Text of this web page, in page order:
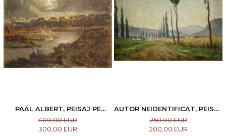
PAÁL ALBERT, PEISAJ PE
MALUL APEI
400,00 EUR
300,00 EUR
AUTOR NEIDENTIFICAT, PEISAJ
CU PLOPI
250,00 EUR
200,00 EUR